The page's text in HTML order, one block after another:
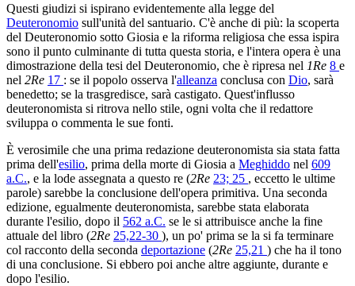
Questi giudizi si ispirano evidentemente alla legge del
Deuteronomio sull'unità del santuario. C'è anche di più: la scoperta
del Deuteronomio sotto Giosia e la riforma religiosa che essa ispira
sono il punto culminante di tutta questa storia, e l'intera opera è una
dimostrazione della tesi del Deuteronomio, che è ripresa nel 1Re 8 e
nel 2Re 17 : se il popolo osserva l'alleanza conclusa con Dio, sarà
benedetto; se la trasgredisce, sarà castigato. Quest'influsso
deuteronomista si ritrova nello stile, ogni volta che il redattore
sviluppa o commenta le sue fonti.
È verosimile che una prima redazione deuteronomista sia stata fatta
prima dell'esilio, prima della morte di Giosia a Meghiddo nel 609
a.C., e la lode assegnata a questo re (2Re 23; 25 , eccetto le ultime
parole) sarebbe la conclusione dell'opera primitiva. Una seconda
edizione, egualmente deuteronomista, sarebbe stata elaborata
durante l'esilio, dopo il 562 a.C. se le si attribuisce anche la fine
attuale del libro (2Re 25,22-30 ), un po' prima se la si fa terminare
col racconto della seconda deportazione (2Re 25,21 ) che ha il tono
di una conclusione. Si ebbero poi anche altre aggiunte, durante e
dopo l'esilio.